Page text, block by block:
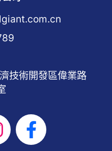
技術開發區偉業路